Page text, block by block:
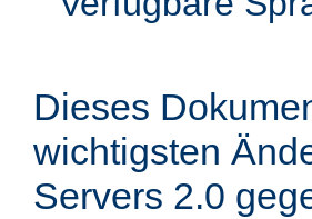
Dieses
wichtigsten
Servers 2.0